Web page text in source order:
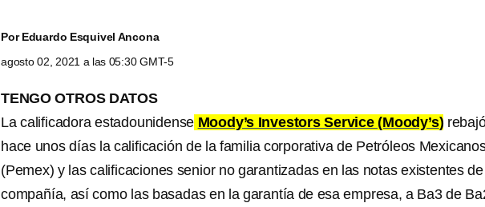
PorEduardo Esquivel Ancona
agosto 02, 2021 a las 05:30 GMT-5
TENGO OTROS DATOS
La calificadora estadounidense Moody’s Investors Service (Moody’s)
hace unos días la calificación de la familia corporativa de Petróleos
(Pemex) y las calificaciones senior no garantizadas en las notas existentes
compañía, así como las basadas en la garantía de esa empresa, a Ba3 de